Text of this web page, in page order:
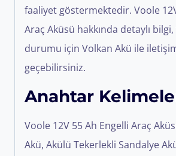
faaliyet göstermektedir. Voole
Araç Aküsü hakkında detaylı
durumu için Volkan Akü ile
geçebilirsiniz.
Anahtar
Voole 12V 55 Ah Engelli Araç
Akü, Akülü Tekerlekli Sandalye